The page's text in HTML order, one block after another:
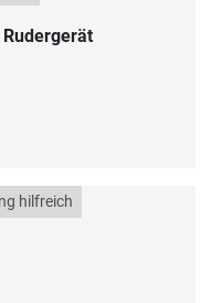
hilfreich